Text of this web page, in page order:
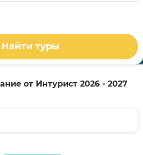
Найти туры
от Интурист 2026 - 2027